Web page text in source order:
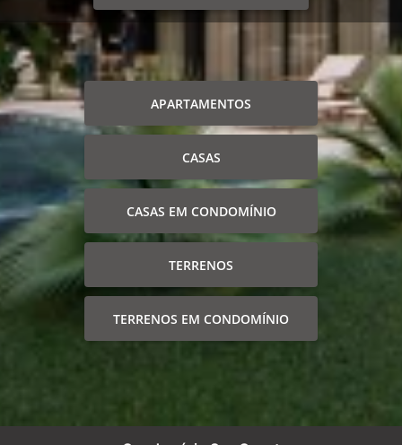
APARTAMENTOS
CASAS
CASAS EM CONDOMÍNIO
TERRENOS
TERRENOS EM CONDOMÍNIO